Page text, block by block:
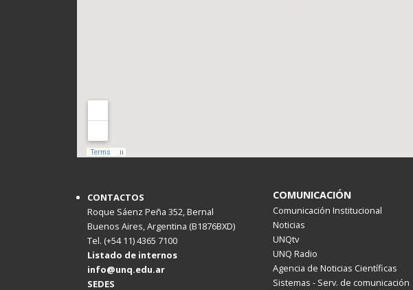
CONTACTOS
Roque Sáenz Peña 352, Bernal
Buenos Aires, Argentina (B1876BXD)
Tel. (+54 11) 4365 7100
Listado de internos
info@unq.edu.ar
SEDES
COMUNICACIÓN
Comunicación Institucional
Noticias
UNQtv
UNQ Radio
Agencia de Noticias Científicas
Sistemas - Serv. de comunicación